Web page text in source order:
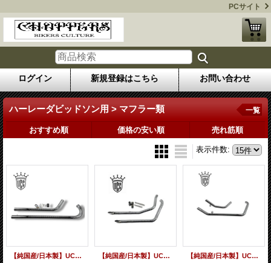
PCサイト
ログイン 新規登録はこちら お問い合わせ
ハーレーダビッドソン用 > マフラー類 一覧
おすすめ順 価格の安い順 売れ筋順
表示件数:
【純国産/日本製】UCCオリジナル エボソフテイル用 ショットガンマフラー プラチナクローム（メッキ）/ブラック/ベアメタル
【純国産/日本製】UCCオリジナル 84〜05年/ソフテイル用 1-3/4ドラッグパイプ
【純国産/日本製】UCCオリジナル アップスイープマフラー ヘッダーパイプ・汎用エンド エボ ソフテイル